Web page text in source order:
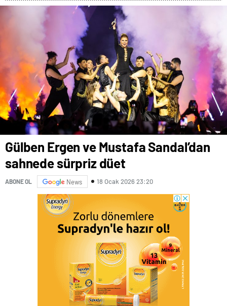
Gülben Ergen ve Mustafa Sandal’dan
sahnede sürpriz düet
ABONE OL News 18 Ocak 2026 23:20